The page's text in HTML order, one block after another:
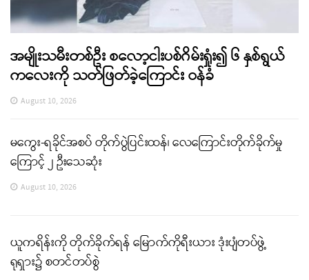
အမျိုးသမီးတစ်ဦး စလော့ငါးပစ်ဂိမ်းရှုံး၍ ၆ နှစ်ရွယ်
ကလေးကို သတ်ဖြတ်ခဲ့ကြောင်း ဝန်ခံ
August 10, 2026
မကွေး-ရခိုင်အစပ် တိုက်ပွဲပြင်းထန်၊ လေကြောင်းတိုက်ခိုက်မှု
ကြောင့် ၂ ဦးသေဆုံး
August 10, 2026
ယူကရိန်းကို တိုက်ခိုက်ရန် မြောက်ကိုရီးယား ဒုံးပျံတပ်ဖွဲ့
ရုရှား၌ စတင်တပ်စွဲ